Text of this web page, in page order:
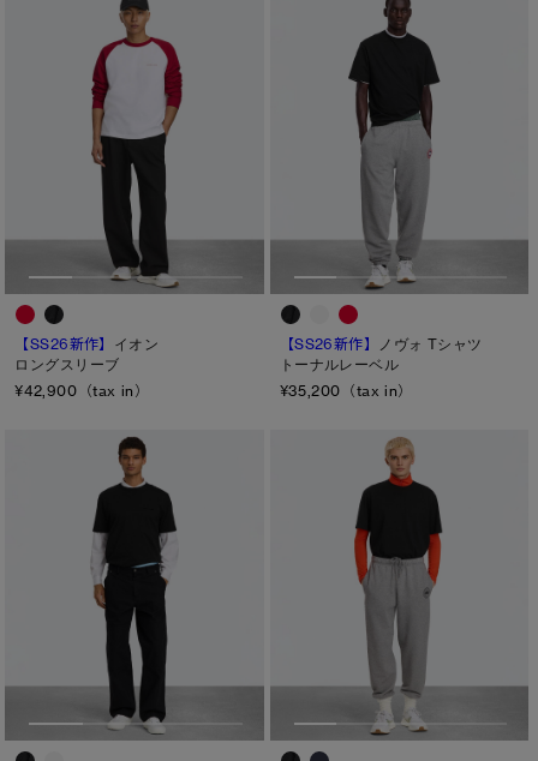
【SS26新作】 イオン
ロングスリーブ
¥42,900（tax in）
【SS26新作】
ノヴォ Tシャツ
トーナルレーベル
¥35,200（tax in）